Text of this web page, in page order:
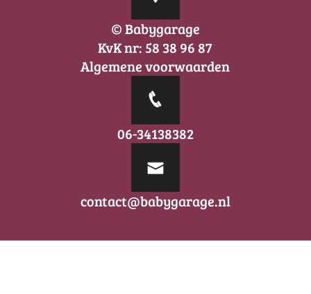
© Babygarage
KvK nr: 58 38 96 87
Algemene voorwaarden
06-34138382
contact@babygarage.nl